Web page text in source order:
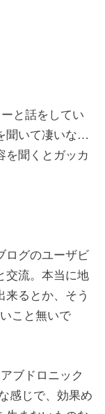
と話をしてい
聞いて凄いな…
を聞くとガッカ
ログのユーザビ
交流。本当に地
るとか、そう
こと無いで
ブドロニック
感じで、効果め